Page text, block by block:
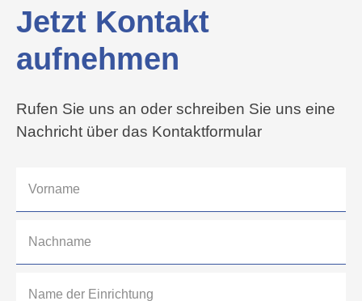
Jetzt Kontakt
aufnehmen
Rufen Sie uns an oder schreiben Sie uns eine
Nachricht über das Kontaktformular